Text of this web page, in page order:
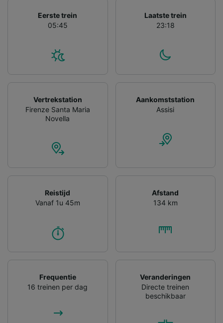
Eerste trein
05:45
Laatste trein
23:18
Vertrekstation
Firenze Santa Maria
Novella
Aankomststation
Assisi
Reistijd
Vanaf 1u 45m
Afstand
134 km
Frequentie
16 treinen per dag
Veranderingen
Directe treinen
beschikbaar
gevraagd om je niet te volgen.
Wij en onze partners verwerken gegevens
apparaatkenmerken actief scannen ter
opslaan en/of openen. Gepersonaliseerde
advertenties en content, advertentie- en
contentmetingen, doelgroepenonderzoek en
ontwikkeling van diensten.
Partnerlijst (derden)